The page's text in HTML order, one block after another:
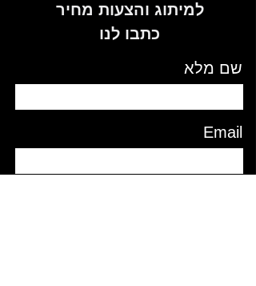
למיתוג והצעות מחיר
כתבו לנו
שם מלא
Email